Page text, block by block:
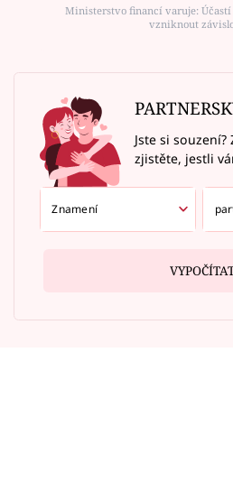
Ministerstvo financí varuje:
vzniknout
Jste si
zjistěte, jestli